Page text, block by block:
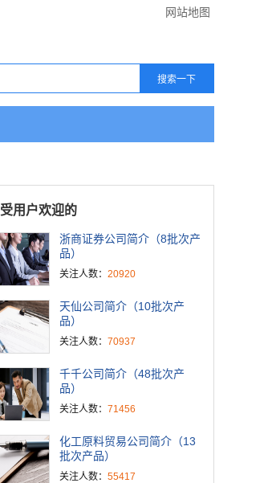
网站地图
受用户欢迎的
浙商证券公司简介（8批次产
品）
关注人数： 20920
天仙公司简介（10批次产
品）
关注人数： 70937
千千公司简介（48批次产
品）
关注人数： 71456
化工原料贸易公司简介（13
批次产品）
关注人数： 55417